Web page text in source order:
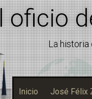
oficio
La
Inicio José Félix